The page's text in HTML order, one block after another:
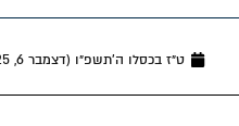
ט״ז בכסלו ה׳תשפ״ו (דצמבר 6, 2025)